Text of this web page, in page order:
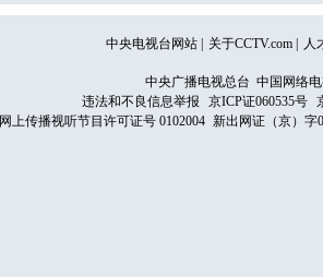
中央电视台网站 关于CCTV.com 人
中央广播电视总台 中国网络
违法和不良信息举报
京ICP证060535号
网上传播视听节目许可证号 0102004 新出网证（京）